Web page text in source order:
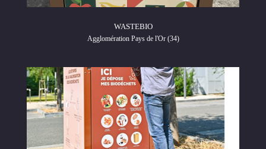
WASTEBIO
Agglomération Pays de l'Or (34)